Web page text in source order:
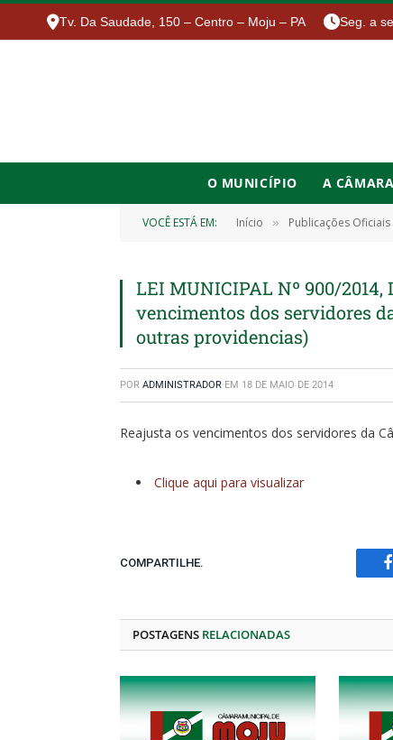
Tv. Da Saudade, 150 – Centro – Moju – PA Seg. a
O MUNICÍPIO A CÂMARA
VOCÊ ESTÁ EM: Início » Publicações Oficiais
LEI MUNICIPAL Nº 900/2014,
vencimentos dos servidores
outras providencias)
POR ADMINISTRADOR EM 18 DE MAIO DE 2014
Reajusta os vencimentos dos servidores da
Clique aqui para visualizar
COMPARTILHE.
POSTAGENS RELACIONADAS